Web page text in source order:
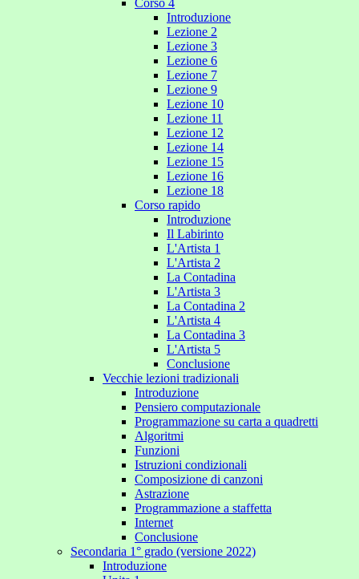
Corso 4
Introduzione
Lezione 2
Lezione 3
Lezione 6
Lezione 7
Lezione 9
Lezione 10
Lezione 11
Lezione 12
Lezione 14
Lezione 15
Lezione 16
Lezione 18
Corso rapido
Introduzione
Il Labirinto
L'Artista 1
L'Artista 2
La Contadina
L'Artista 3
La Contadina 2
L'Artista 4
La Contadina 3
L'Artista 5
Conclusione
Vecchie lezioni tradizionali
Introduzione
Pensiero computazionale
Programmazione su carta a quadretti
Algoritmi
Funzioni
Istruzioni condizionali
Composizione di canzoni
Astrazione
Programmazione a staffetta
Internet
Conclusione
Secondaria 1° grado (versione 2022)
Introduzione